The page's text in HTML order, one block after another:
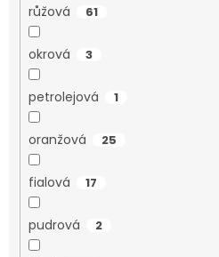
růžová 61
okrová 3
petrolejová 1
oranžová 25
fialová 17
pudrová 2